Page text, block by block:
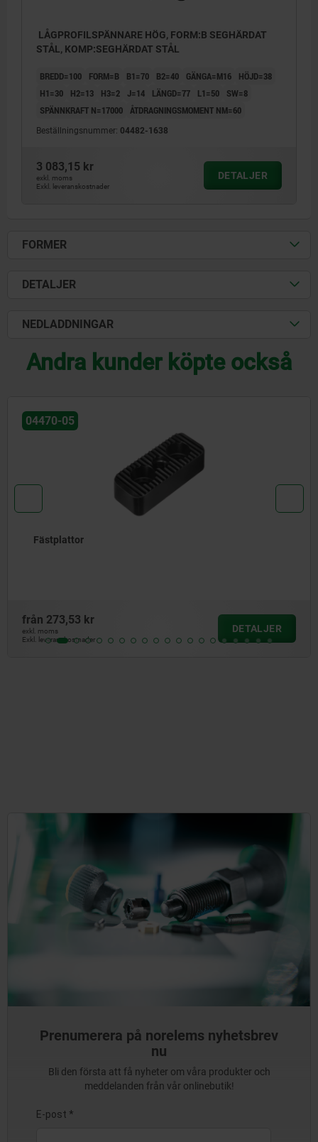
LÅGPROFILSPÄNNARE HÖG, FORM:B SEGHÄRDAT
STÅL, KOMP:SEGHÄRDAT STÅL
BREDD=100 FORM=B B1=70 B2=40 GÄNGA=M16
HÖJD=38
H1=30
H2=13 H3=2 J=14 LÄNGD=77 L1=50
SW=8
SPÄNNKRAFT N=17000 ÅTDRAGNINGSMOMENT NM=60
Beställningsnummer: 04482-1638
3 083,15 kr
exkl. moms
Exkl. leveranskostnader
DETALJER
FORMER
DETALJER
NEDLADDNINGAR
Andra kunder köpte också
04470-05
Fästplattor
från 273,53 kr
exkl. moms
Exkl. leveranskostnader
DETALJER
Prenumerera på norelems nyhetsbrev
nu
Bli den första att få nyheter om våra produkter och
meddelanden från vår onlinebutik!